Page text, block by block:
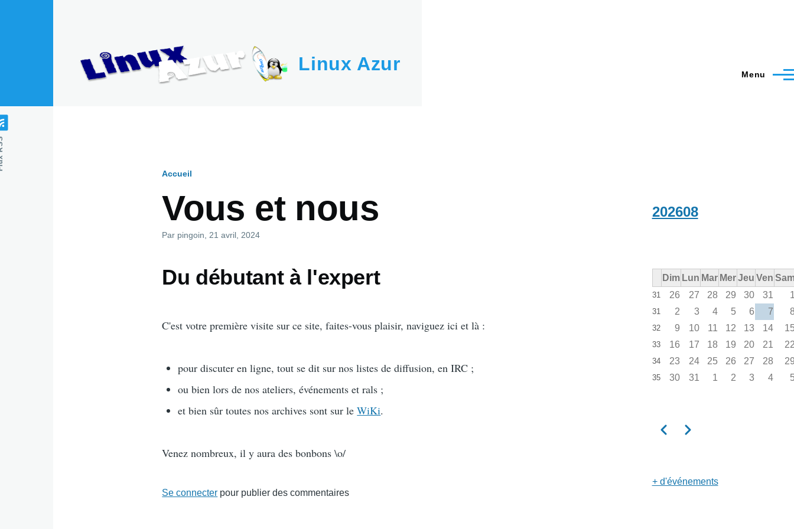
Linux Azur Menu
d'Ariane
Accueil
Vous et nous
Par pingoin , 21 avril, 2024
Du débutant à l'expert
C'est votre première visite sur ce site, faites-vous plaisir, naviguez ici et là :
pour discuter en ligne, tout se dit sur nos listes de diffusion, en IRC ;
ou bien lors de nos ateliers, événements et rals ;
et bien sûr toutes nos archives sont sur leWiKi.
Venez nombreux, il y aura des bonbons \o/
Se connecter pour publier des commentaires
202608
Dim Lun Mar Mer Jeu Ven
31 26 27 28 29 30 31
31 2 3 4 5 6 7
32 9 10 11 12 13 14
33 16 17 18 19 20 21
34 23 24 25 26 27 28
35 30 31 1 2 3 4
PrécédentSuivant
+ d'événements